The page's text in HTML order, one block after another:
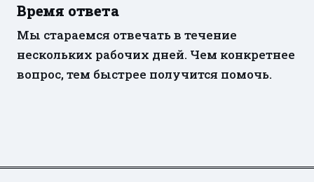
Время ответа
Мы стараемся отвечать в течение
нескольких рабочих дней. Чем конкретнее
вопрос, тем быстрее получится помочь.